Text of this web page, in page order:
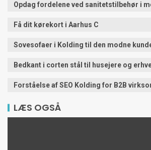
Opdag fordelene ved sanitetstilbehør i
Få dit kørekort i Aarhus C
Sovesofaer i Kolding til den modne
Bedkant i corten stål til husejere og
Forståelse af SEO Kolding for B2B
LÆS OGSÅ